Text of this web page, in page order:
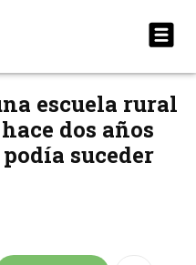
escuela rural
dos años
suceder